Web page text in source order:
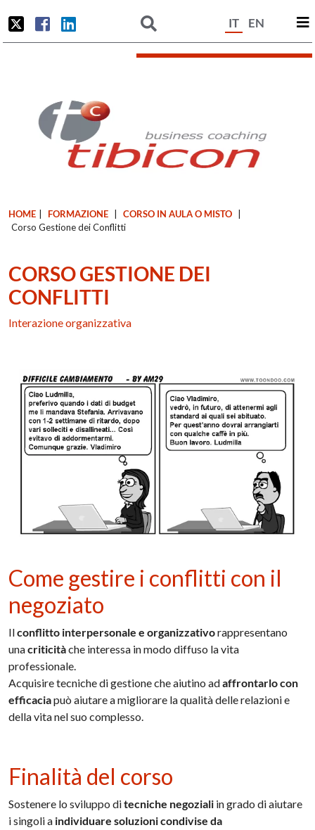
IT EN
HOME FORMAZIONE CORSO IN AULA O MISTO
Corso Gestione dei Conflitti
CORSO GESTIONE DEI
CONFLITTI
Interazione organizzativa
Come gestire i conflitti con il
negoziato
Ilconflitto interpersonale e organizzativorappresentano
unacriticitàche interessa in modo diffuso la vita
professionale.
Acquisire tecniche di gestione che aiutino adaffrontarlo con
efficaciapuò aiutare a migliorare la qualità delle relazioni e
della vita nel suo complesso.
Finalità del corso
Sostenere lo sviluppo ditecniche negoziali in grado di aiutare
i singoli a individuare soluzioni condivise da